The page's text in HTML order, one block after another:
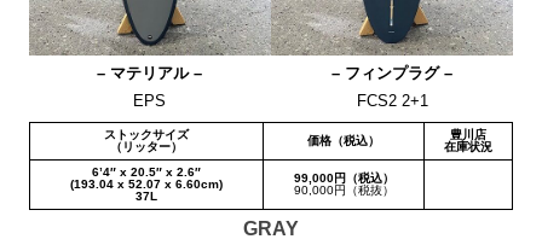
– マテリアル –
EPS
– フィンプラグ –
FCS2 2+1
ストックサイズ
（リッター）
価格（税込）
豊川店
在庫状況
6’4″ x 20.5″ x 2.6″
(193.04 x 52.07 x 6.60cm)
37L
99,000円（税込）
90,000円（税抜）
GRAY